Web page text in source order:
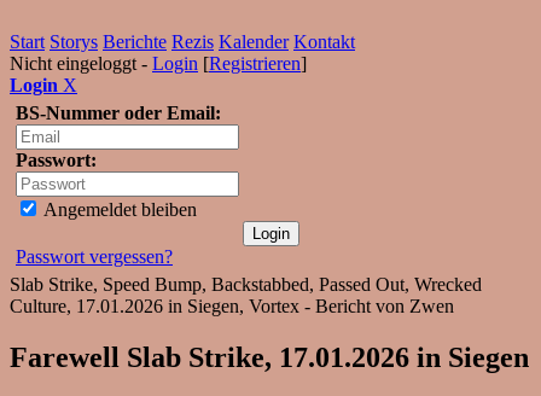
Start Storys Berichte Rezis Kalender Kontakt
Nicht eingeloggt - Login [Registrieren]
Login X
BS-Nummer oder Email:
Passwort:
Angemeldet bleiben
Passwort vergessen?
Slab Strike, Speed Bump, Backstabbed, Passed Out, Wrecked
Culture, 17.01.2026 in Siegen, Vortex - Bericht von Zwen
Farewell Slab Strike, 17.01.2026 in Siegen